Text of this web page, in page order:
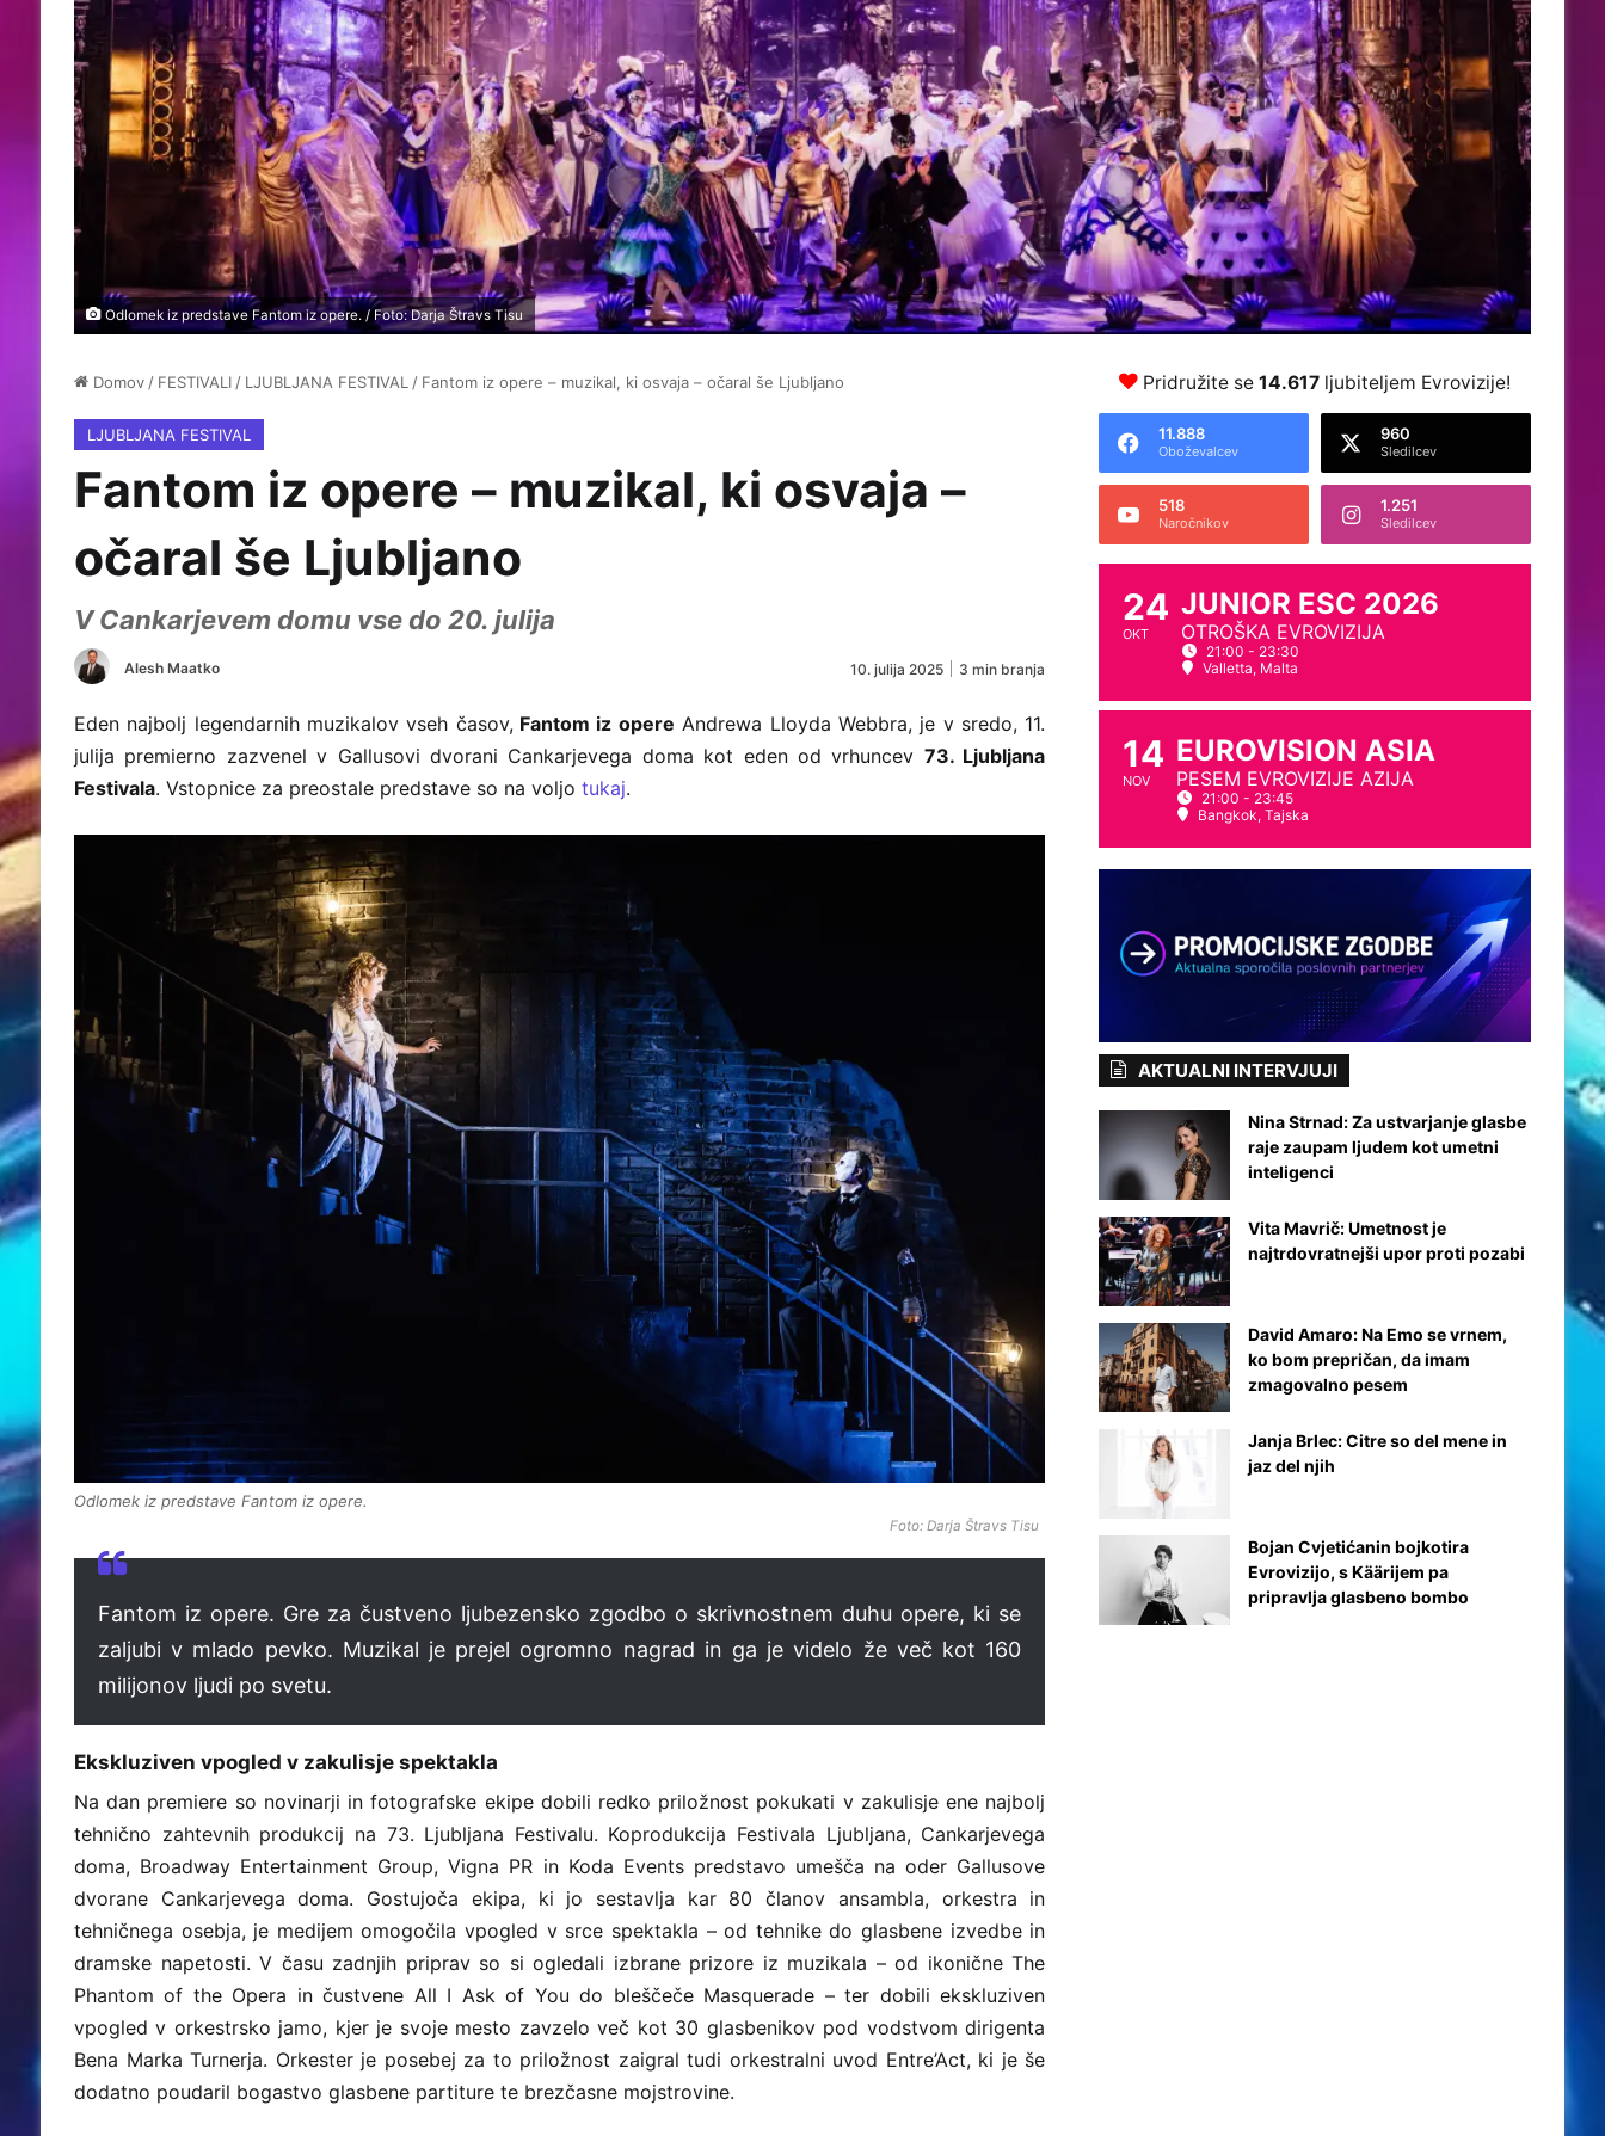
Odlomek iz predstave Fantom iz opere. / Foto: Darja Štravs Tisu
Domov / FESTIVALI / LJUBLJANA FESTIVAL / Fantom iz opere – muzikal, ki osvaja – očaral še Ljubljano
LJUBLJANA FESTIVAL
Fantom iz opere – muzikal, ki osvaja –
očaral še Ljubljano
V Cankarjevem domu vse do 20. julija
Alesh Maatko 10. julija 2025 3 min branja
Eden najbolj legendarnih muzikalov vseh časov, Fantom iz opere Andrewa Lloyda Webbra, je v sredo, 11.
julija premierno zazvenel v Gallusovi dvorani Cankarjevega doma kot eden od vrhuncev 73. Ljubljana
Festivala. Vstopnice za preostale predstave so na voljo tukaj.
Odlomek iz predstave Fantom iz opere.
Foto: Darja Štravs Tisu
Fantom iz opere. Gre za čustveno ljubezensko zgodbo o skrivnostnem duhu opere, ki se
zaljubi v mlado pevko. Muzikal je prejel ogromno nagrad in ga je videlo že več kot 160
milijonov ljudi po svetu.
Ekskluziven vpogled v zakulisje spektakla
Na dan premiere so novinarji in fotografske ekipe dobili redko priložnost pokukati v zakulisje ene najbolj
tehnično zahtevnih produkcij na 73. Ljubljana Festivalu. Koprodukcija Festivala Ljubljana, Cankarjevega
doma, Broadway Entertainment Group, Vigna PR in Koda Events predstavo umešča na oder Gallusove
dvorane Cankarjevega doma. Gostujoča ekipa, ki jo sestavlja kar 80 članov ansambla, orkestra in
tehničnega osebja, je medijem omogočila vpogled v srce spektakla – od tehnike do glasbene izvedbe in
dramske napetosti. V času zadnjih priprav so si ogledali izbrane prizore iz muzikala – od ikonične The
Phantom of the Opera in čustvene All I Ask of You do bleščeče Masquerade – ter dobili ekskluziven
vpogled v orkestrsko jamo, kjer je svoje mesto zavzelo več kot 30 glasbenikov pod vodstvom dirigenta
Bena Marka Turnerja. Orkester je posebej za to priložnost zaigral tudi orkestralni uvod Entre’Act, ki je še
dodatno poudaril bogastvo glasbene partiture te brezčasne mojstrovine.
Pridružite se14.617 ljubiteljem Evrovizije!
11.888
Oboževalcev
960
Sledilcev
518
Naročnikov
1.251
Sledilcev
24
OKT
JUNIOR ESC 2026
OTROŠKA EVROVIZIJA
21:00 - 23:30
Valletta, Malta
14
NOV
EUROVISION ASIA
PESEM EVROVIZIJE AZIJA
21:00 - 23:45
Bangkok, Tajska
AKTUALNI INTERVJUJI
Nina Strnad: Za ustvarjanje glasbe
raje zaupam ljudem kot umetni
inteligenci
Vita Mavrič: Umetnost je
najtrdovratnejši upor proti pozabi
David Amaro: Na Emo se vrnem,
ko bom prepričan, da imam
zmagovalno pesem
Janja Brlec: Citre so del mene in
jaz del njih
Bojan Cvjetićanin bojkotira
Evrovizijo, s Käärijem pa
pripravlja glasbeno bombo